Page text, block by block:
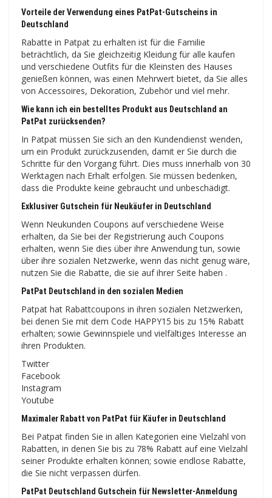
Vorteile der Verwendung eines PatPat-Gutscheins in
Deutschland
Rabatte in Patpat zu erhalten ist für die Familie
beträchtlich, da Sie gleichzeitig Kleidung für alle kaufen
und verschiedene Outfits für die Kleinsten des Hauses
genießen können, was einen Mehrwert bietet, da Sie alles
von Accessoires, Dekoration, Zubehör und viel mehr.
Wie kann ich ein bestelltes Produkt aus Deutschland an
PatPat zurücksenden?
In Patpat müssen Sie sich an den Kundendienst wenden,
um ein Produkt zurückzusenden, damit er Sie durch die
Schritte für den Vorgang führt. Dies muss innerhalb von 30
Werktagen nach Erhalt erfolgen. Sie müssen bedenken,
dass die Produkte keine gebraucht und unbeschädigt.
Exklusiver Gutschein für Neukäufer in Deutschland
Wenn Neukunden Coupons auf verschiedene Weise
erhalten, da Sie bei der Registrierung auch Coupons
erhalten, wenn Sie dies über ihre Anwendung tun, sowie
über ihre sozialen Netzwerke, wenn das nicht genug wäre,
nutzen Sie die Rabatte, die sie auf ihrer Seite haben .
PatPat Deutschland in den sozialen Medien
Patpat hat Rabattcoupons in ihren sozialen Netzwerken,
bei denen Sie mit dem Code HAPPY15 bis zu 15% Rabatt
erhalten; sowie Gewinnspiele und vielfältiges Interesse an
ihren Produkten.
Twitter
Facebook
Instagram
Youtube
Maximaler Rabatt von PatPat für Käufer in Deutschland
Bei Patpat finden Sie in allen Kategorien eine Vielzahl von
Rabatten, in denen Sie bis zu 78% Rabatt auf eine Vielzahl
seiner Produkte erhalten können; sowie endlose Rabatte,
die Sie nicht verpassen dürfen.
PatPat Deutschland Gutschein für Newsletter-Anmeldung